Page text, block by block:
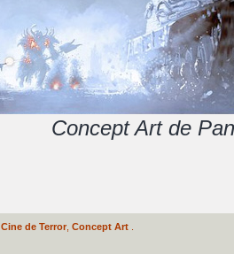
Concept Art de
Cine de Terror, Concept Art.